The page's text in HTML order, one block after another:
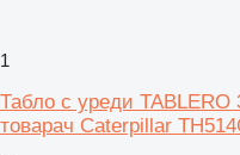
1
Табло с уреди TABLERO
товарач Caterpillar